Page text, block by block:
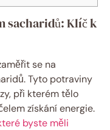
sacharidů: Klíč k
se na
Tyto potraviny
při kterém tělo
získání energie.
byste měli